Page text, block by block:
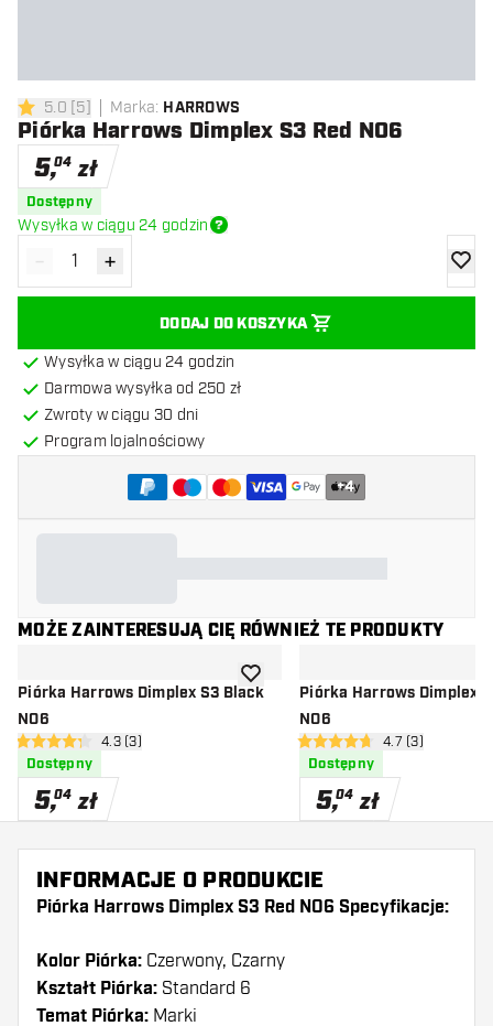
5 gwiazdki oceny
5.0 [5] Marka: HARROWS
Piórka Harrows Dimplex S3 Red NO6
5,04 zł
Dostępny
Wysyłka w ciągu 24 godzin
Zmniejsz ilość
- Zwiększ ilość
+
DODAJ DO KOSZYKA
Wysyłka w ciągu 24 godzin
Darmowa wysyłka od 250 zł
Zwroty w ciągu 30 dni
Program lojalnościowy
+4
MOŻE ZAINTERESUJĄ CIĘ RÓWNIEŻ TE PRODUKTY
Piórka Harrows Dimplex S3 Black
NO6
otwórz panel recenzji
4.3 gwiazdki oceny
4.3 (3)
Dostępny
5,04 zł
dodaj do listy życzeń
Piórka Harrows Dimplex
NO6
otwórz panel
4.7 gwiazdki oceny
4.7 (3)
Dostępny
5,04 zł
INFORMACJE O PRODUKCIE
Piórka Harrows Dimplex S3 Red NO6 Specyfikacje:
Kolor Piórka: Czerwony, Czarny
Kształt Piórka: Standard 6
Temat Piórka: Marki